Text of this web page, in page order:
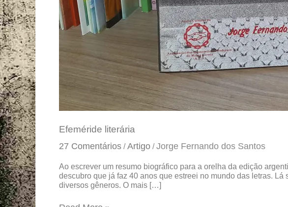
Efeméride literária
27 Comentários /Artigo /Jorge Fernando dos Santos
Ao escrever um resumo biográfico para a orelha da edição
descubro que já faz 40 anos que estreei no mundo das letras.
diversos gêneros. O mais […]